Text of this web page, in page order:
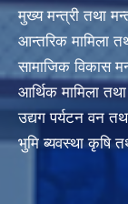
मुख्य मन्त्री तथा
आन्तरिक मामिला
सामाजिक विकास
आर्थिक मामिला
उद्यग पर्यटन वन
भुमि ब्यवस्था कृषि